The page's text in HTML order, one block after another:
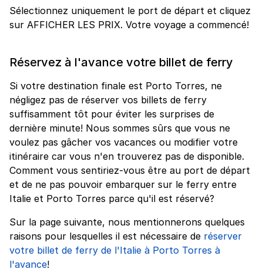
Sélectionnez uniquement le port de départ et cliquez
sur AFFICHER LES PRIX. Votre voyage a commencé!
Réservez à l'avance votre billet de ferry
Si votre destination finale est Porto Torres, ne
négligez pas de réserver vos billets de ferry
suffisamment tôt pour éviter les surprises de
dernière minute! Nous sommes sûrs que vous ne
voulez pas gâcher vos vacances ou modifier votre
itinéraire car vous n'en trouverez pas de disponible.
Comment vous sentiriez-vous être au port de départ
et de ne pas pouvoir embarquer sur le ferry entre
Italie et Porto Torres parce qu'il est réservé?
Sur la page suivante, nous mentionnerons quelques
raisons pour lesquelles il est nécessaire de réserver
votre billet de ferry de l'Italie à Porto Torres à
l'avance!